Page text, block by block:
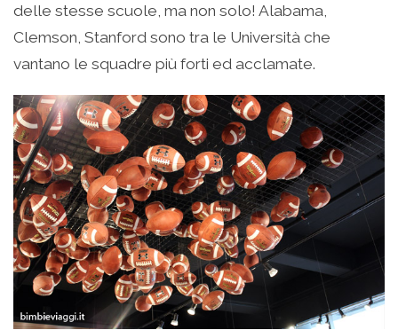
delle stesse scuole, ma non solo! Alabama,
Clemson, Stanford sono tra le Università che
vantano le squadre più forti ed acclamate.